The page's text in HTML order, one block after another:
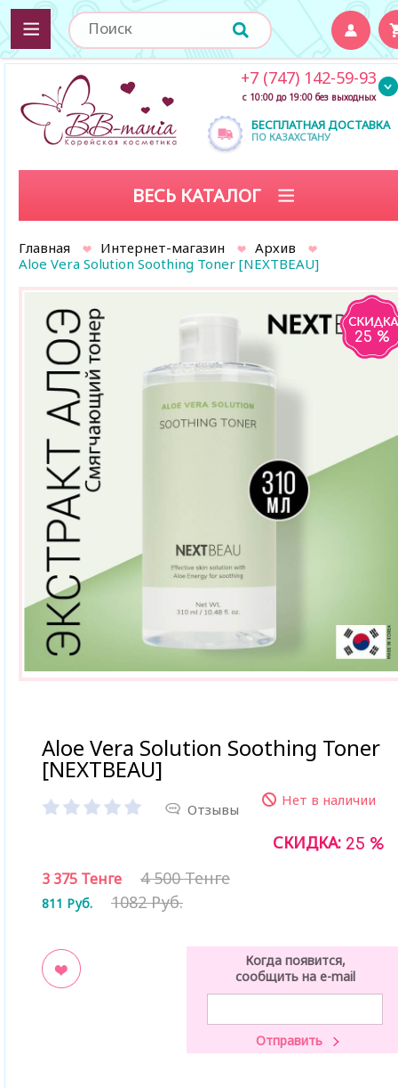
БЕСПЛАТНАЯ ДОСТАВКА
ПО КАЗАХСТАНУ
+7 (747) 142-59-93
с 10:00 до 19:00 без выходных
ВЕСЬ КАТАЛОГ
Главная Интернет-магазин
Архив
Aloe Vera Solution Soothing Toner [NEXTBEAU]
25 %
Aloe Vera Solution Soothing Toner
[NEXTBEAU]
Отзывы
Нет в наличии
СКИДКА: 25 %
3 375 Тенге 4 500 Тенге
811 Руб. 1082 Руб.
Когда появится,
сообщить на e-mail